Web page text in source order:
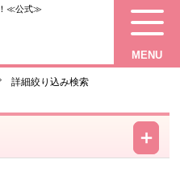
！≪公式≫
MENU
詳細絞り込み検索
－
＋